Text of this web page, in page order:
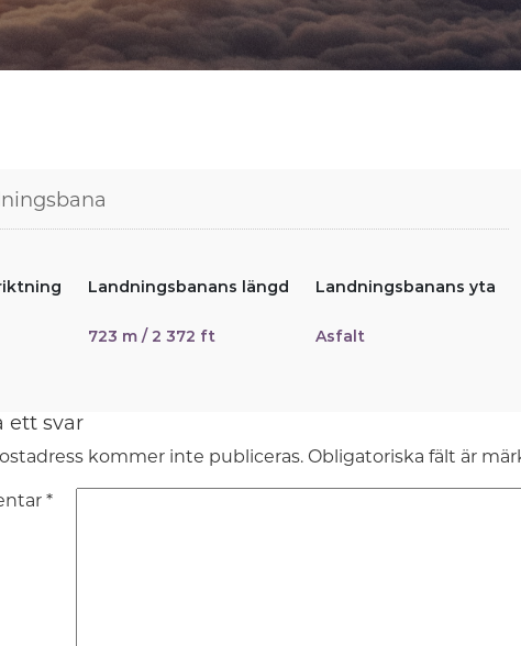
Landningsbanans längd Landningsbanans yta
723 m / 2 372 ft Asfalt
ett svar
kommer inte publiceras. Obligatoriska fält är
*